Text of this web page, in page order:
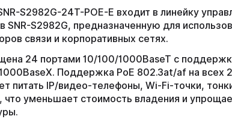
S2982G-24T-POE-E входит в линейку
SNR-S2982G, предназначенную для
связи и корпоративных сетях.
24 портами 10/100/1000BaseT с
Поддержка PoE 802.3at/af на
питать IP/видео-телефоны, Wi-Fi-точки,
что уменьшает стоимость владения и